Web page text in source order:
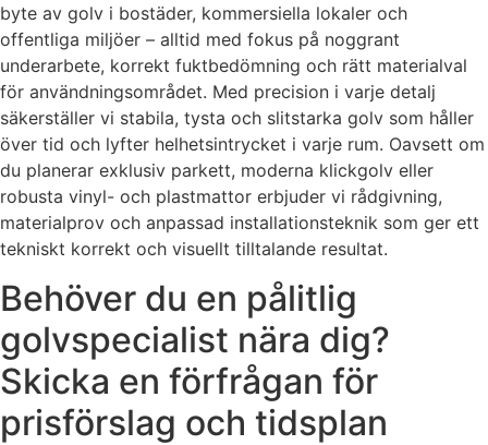
byte av golv i bostäder, kommersiella lokaler och
offentliga miljöer – alltid med fokus på noggrant
underarbete, korrekt fuktbedömning och rätt materialval
för användningsområdet. Med precision i varje detalj
säkerställer vi stabila, tysta och slitstarka golv som håller
över tid och lyfter helhetsintrycket i varje rum. Oavsett om
du planerar exklusiv parkett, moderna klickgolv eller
robusta vinyl- och plastmattor erbjuder vi rådgivning,
materialprov och anpassad installationsteknik som ger ett
tekniskt korrekt och visuellt tilltalande resultat.
Behöver du en pålitlig
golvspecialist nära dig?
Skicka en förfrågan för
prisförslag och tidsplan